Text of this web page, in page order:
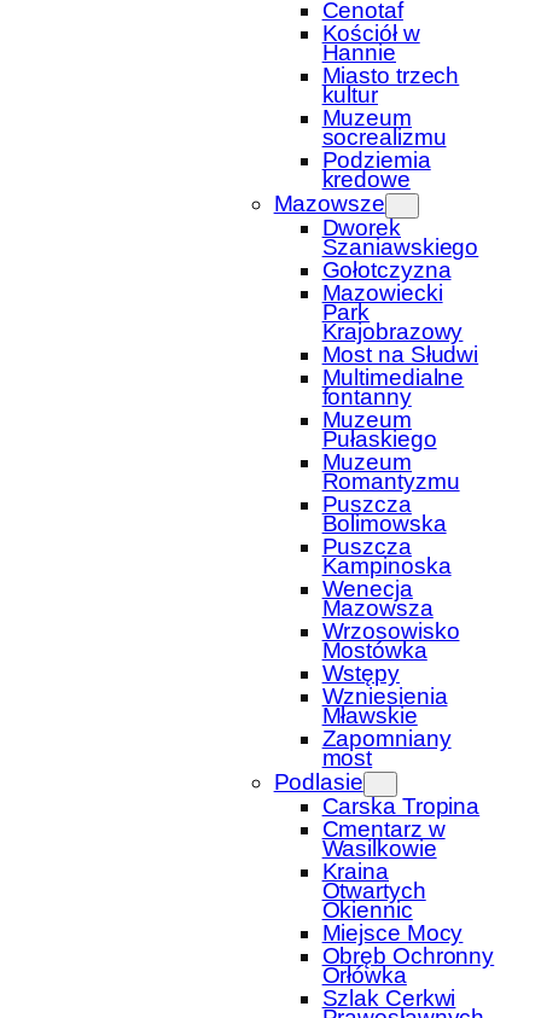
Cenotaf
Kościół w
Hannie
Miasto trzech
kultur
Muzeum
socrealizmu
Podziemia
kredowe
Mazowsze
Dworek
Szaniawskiego
Gołotczyzna
Mazowiecki
Park
Krajobrazowy
Most na Słudwi
Multimedialne
fontanny
Muzeum
Pułaskiego
Muzeum
Romantyzmu
Puszcza
Bolimowska
Puszcza
Kampinoska
Wenecja
Mazowsza
Wrzosowisko
Mostówka
Wstępy
Wzniesienia
Mławskie
Zapomniany
most
Podlasie
Carska Tropina
Cmentarz w
Wasilkowie
Kraina
Otwartych
Okiennic
Miejsce Mocy
Obręb Ochronny
Orłówka
Szlak Cerkwi